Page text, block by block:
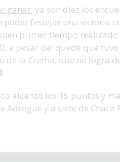
ganar, ya son diez los
poder festejar una victoria
primer tiempo
a pesar del quede que
de la Crema, que no logra
.
alcanzó los 15 puntos y
Adrogué y a siete de Chaco